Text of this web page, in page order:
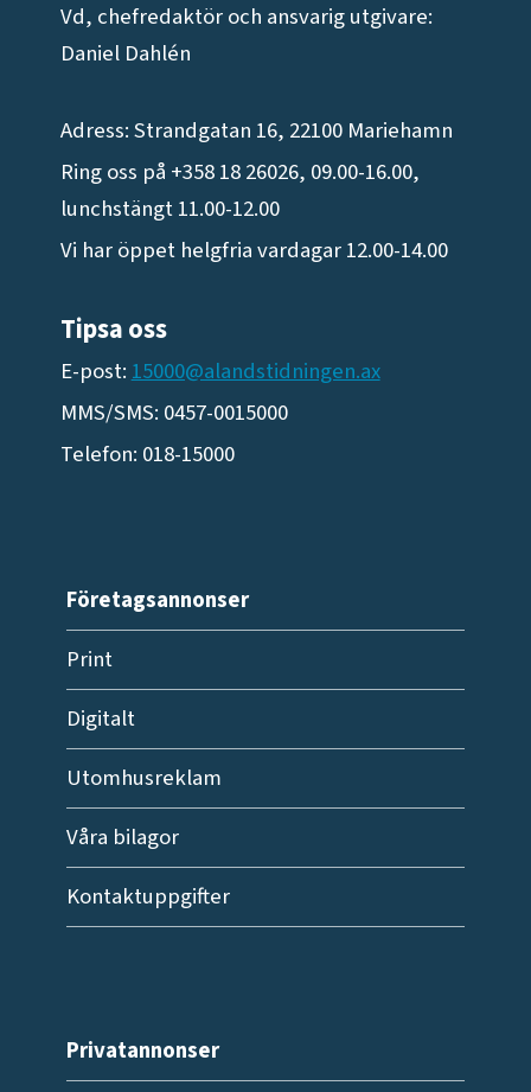
Vd, chefredaktör och ansvarig utgivare:
Daniel Dahlén
Adress: Strandgatan 16, 22100 Mariehamn
Ring oss på +358 18 26026, 09.00-16.00,
lunchstängt 11.00-12.00
Vi har öppet helgfria vardagar 12.00-14.00
Tipsa oss
E-post: 15000@alandstidningen.ax
MMS/SMS: 0457-0015000
Telefon: 018-15000
Företagsannonser
Print
Digitalt
Utomhusreklam
Våra bilagor
Kontaktuppgifter
Privatannonser